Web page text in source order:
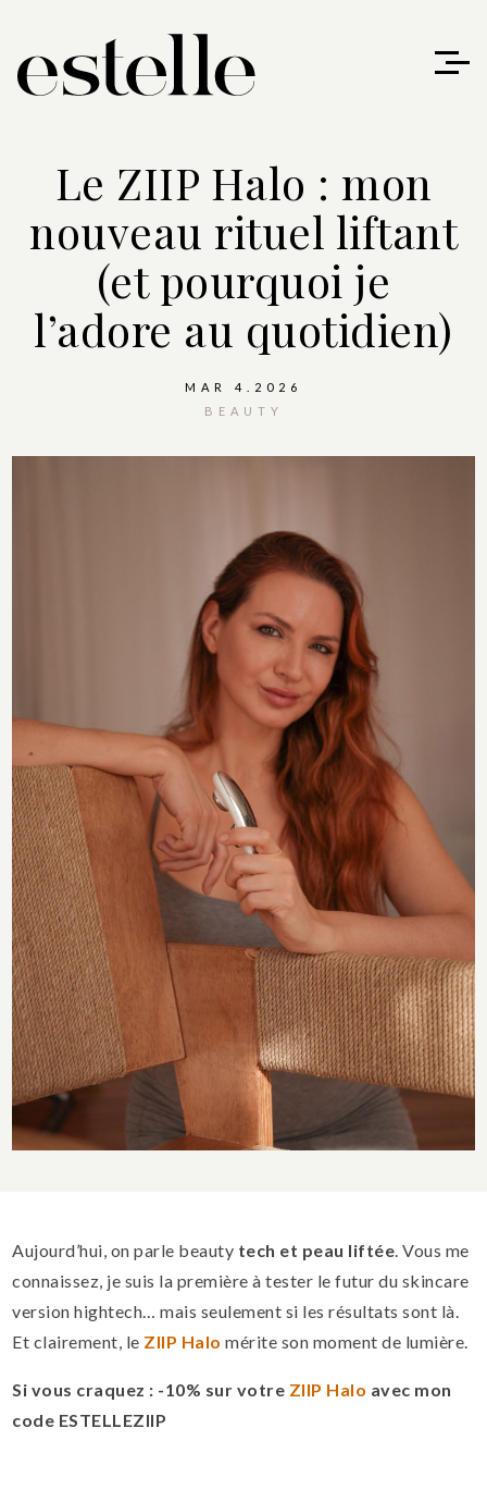
Le ZIIP Halo : mon
nouveau rituel liftant
(et pourquoi je
l’adore au quotidien)
MAR 4.2026
BEAUTY
Aujourd’hui, on parle beauty tech et peau liftée. Vous me
connaissez, je suis la première à tester le futur du skincare
version hightech… mais seulement si les résultats sont là.
Et clairement, le ZIIP Halo mérite son moment de lumière.
Si vous craquez : -10% sur votre ZIIP Halo avec mon
code ESTELLEZIIP